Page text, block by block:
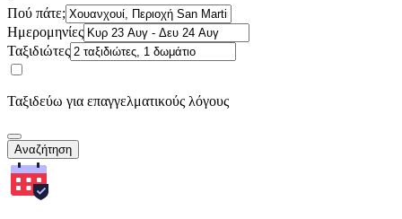
Πού πάτε;
Ημερομηνίες
Ταξιδιώτες
Ταξιδεύω για επαγγελματικούς λόγους
Αναζήτηση